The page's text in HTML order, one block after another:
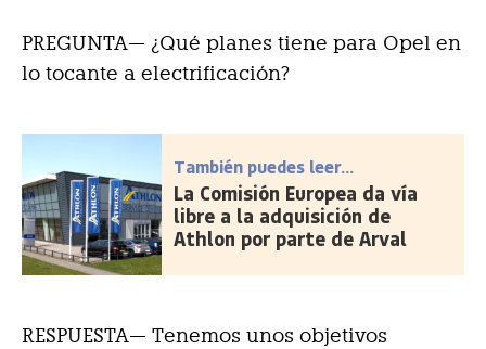
PREGUNTA— ¿Qué planes tiene para Opel en
lo tocante a electrificación?
También puedes leer...
La Comisión Europea da vía
libre a la adquisición de
Athlon por parte de Arval
RESPUESTA— Tenemos unos objetivos